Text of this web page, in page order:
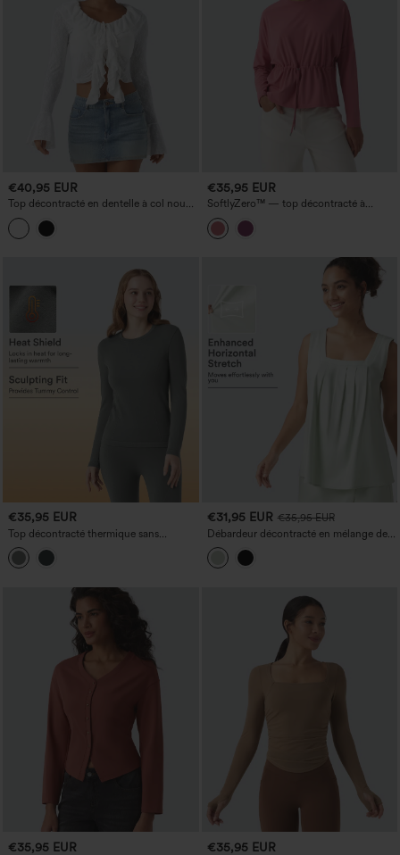
€40,95 EUR
Top décontracté en dentelle à col noué,
manches longues et volant asymétrique
€35,95 EUR
SoftlyZero™ — top décontracté à
encolure ronde, manches longues et
cordon de serrage
€35,95 EUR
Top décontracté thermique sans
coutures, col rond et manches longues
€31,95 EUR €35,95 EUR
Débardeur décontracté en mélange de
lin à encolure carrée
€35,95 EUR €35,95 EUR